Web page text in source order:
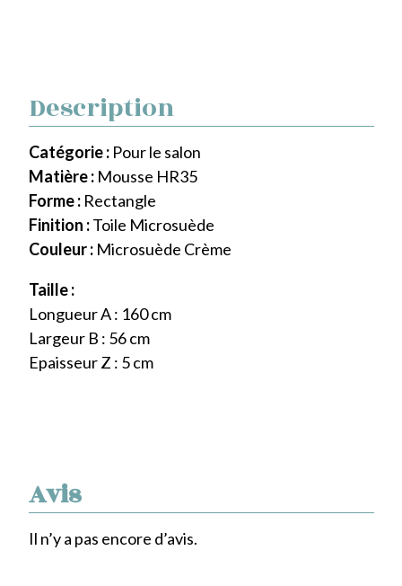
Avis
Il n’y a pas encore d’avis.
Description
Catégorie : Pour le salon
Matière : Mousse HR35
Forme : Rectangle
Finition :Toile Microsuède
Couleur : Microsuède Crème
Taille :
Longueur A : 160 cm
Largeur B : 56 cm
Epaisseur Z : 5 cm